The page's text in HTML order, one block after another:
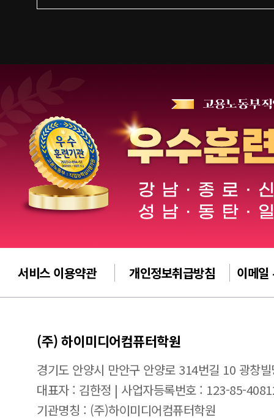
서비스 이용약관 개인정보취급방침 이메일
(주) 하이미디어컴퓨터학원
경기도 안양시 만안구 안양로 314번길 10 광창
대표자 : 김한정 | 사업자등록번호 : 123-85-
기관명칭 : (주)하이미디어컴퓨터학원